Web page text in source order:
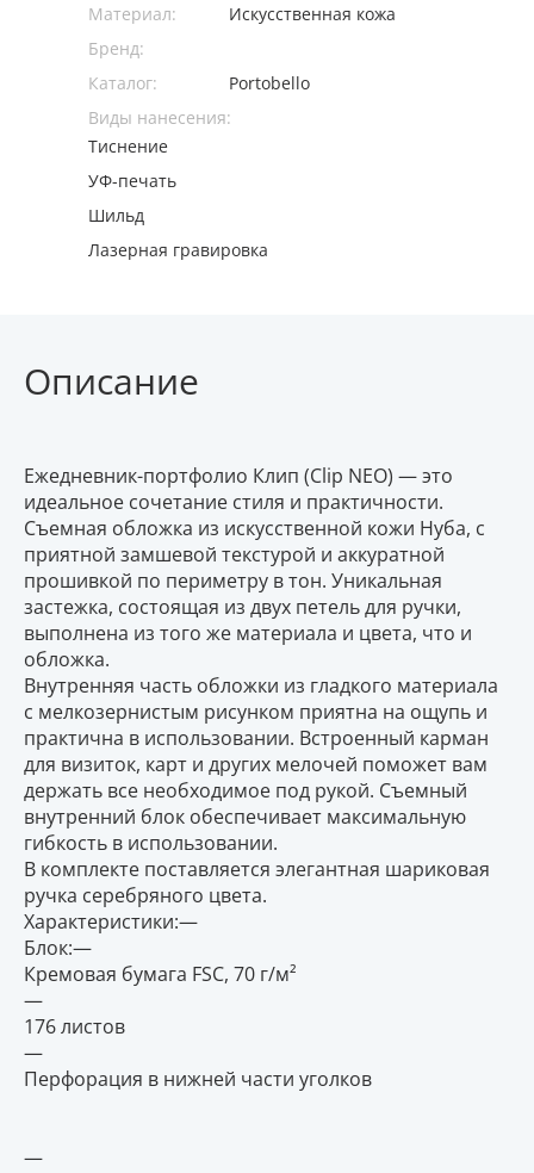
Материал:
Искусственная кожа
Бренд:
Каталог:
Portobello
Виды нанесения:
Тиснение
УФ-печать
Шильд
Лазерная гравировка
Описание
Ежедневник-портфолио Клип (Clip NEO) — это
идеальное сочетание стиля и практичности.
Съемная обложка из искусственной кожи Нуба, с
приятной замшевой текстурой и аккуратной
прошивкой по периметру в тон. Уникальная
застежка, состоящая из двух петель для ручки,
выполнена из того же материала и цвета, что и
обложка.
Внутренняя часть обложки из гладкого материала
с мелкозернистым рисунком приятна на ощупь и
практична в использовании. Встроенный карман
для визиток, карт и других мелочей поможет вам
держать все необходимое под рукой. Съемный
внутренний блок обеспечивает максимальную
гибкость в использовании.
В комплекте поставляется элегантная шариковая
ручка серебряного цвета.
Характеристики:—
Блок:—
Кремовая бумага FSC, 70 г/м²
—
176 листов
—
Перфорация в нижней части уголков
—